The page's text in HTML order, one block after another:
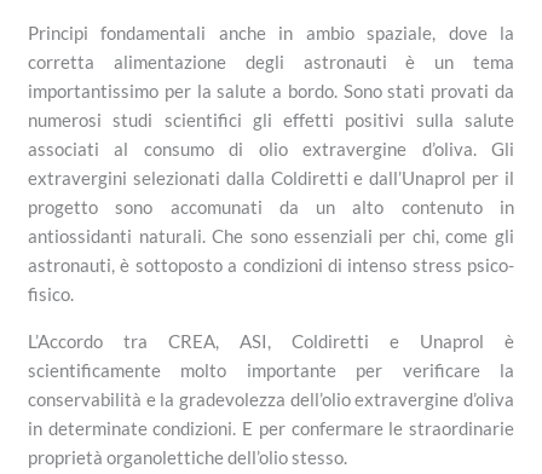
Principi fondamentali anche in ambio spaziale, dove la
corretta alimentazione degli astronauti è un tema
importantissimo per la salute a bordo. Sono stati provati da
numerosi studi scientifici gli effetti positivi sulla salute
associati al consumo di olio extravergine d’oliva. Gli
extravergini selezionati dalla Coldiretti e dall’Unaprol per il
progetto sono accomunati da un alto contenuto in
antiossidanti naturali. Che sono essenziali per chi, come gli
astronauti, è sottoposto a condizioni di intenso stress psico-
fisico.
L’Accordo tra CREA, ASI, Coldiretti e Unaprol è
scientificamente molto importante per verificare la
conservabilità e la gradevolezza dell’olio extravergine d’oliva
in determinate condizioni. E per confermare le straordinarie
proprietà organolettiche dell’olio stesso.